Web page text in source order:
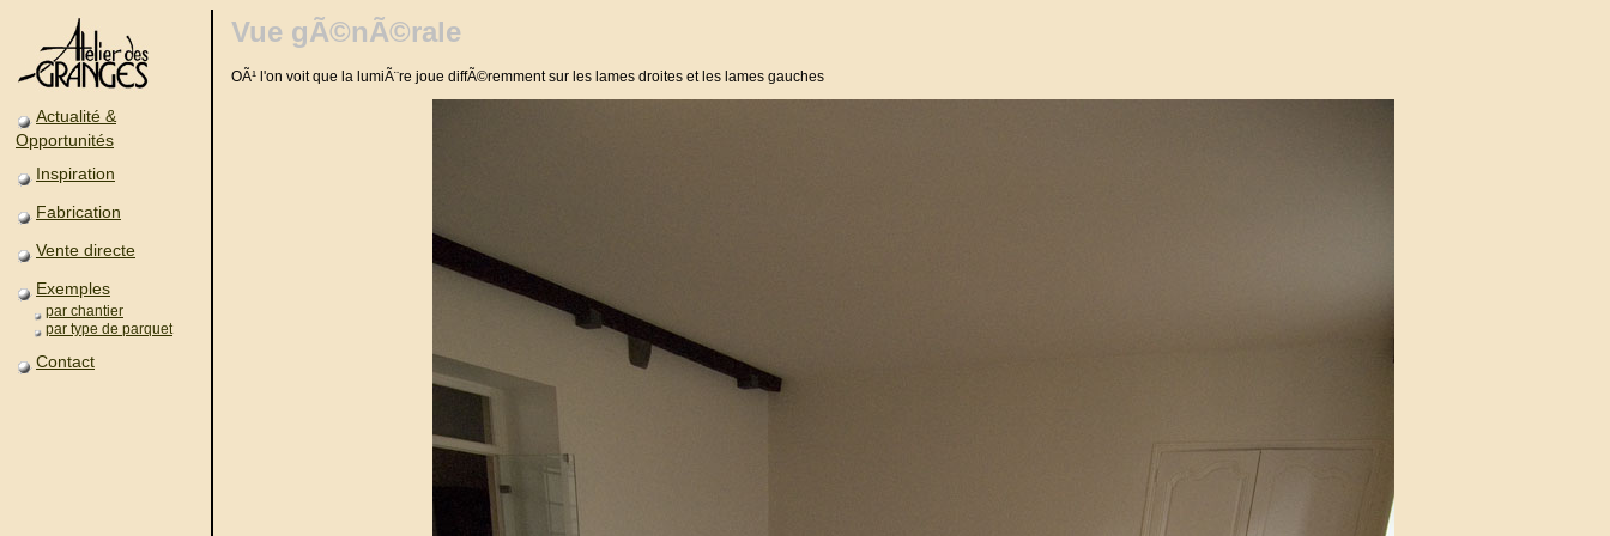
Actualité &
Opportunités
Inspiration
Fabrication
Vente directe
Exemples
par chantier
par type de parquet
Contact
Vue gÃ©nÃ©rale
OÃ¹ l'on voit que la lumiÃ¨re joue diffÃ©remment sur les lames droites et les lames gauches